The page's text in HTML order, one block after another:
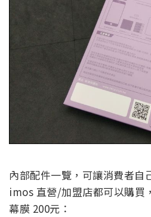
內部配件一覽，可讓消費者自
imos 直營/加盟店都可以購買
幕膜 200元：